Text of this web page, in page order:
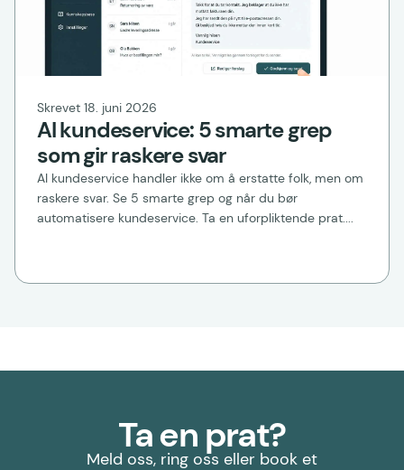
Skrevet 18. juni 2026
AI kundeservice: 5 smarte grep
som gir raskere svar
AI kundeservice handler ikke om å erstatte folk, men om
raskere svar. Se 5 smarte grep og når du bør
automatisere kundeservice. Ta en uforpliktende prat....
Ta en prat?
Meld oss, ring oss eller book et